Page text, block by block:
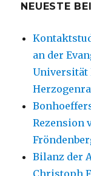
NEUESTE
an der
Universität
Rezension
Bilanz der